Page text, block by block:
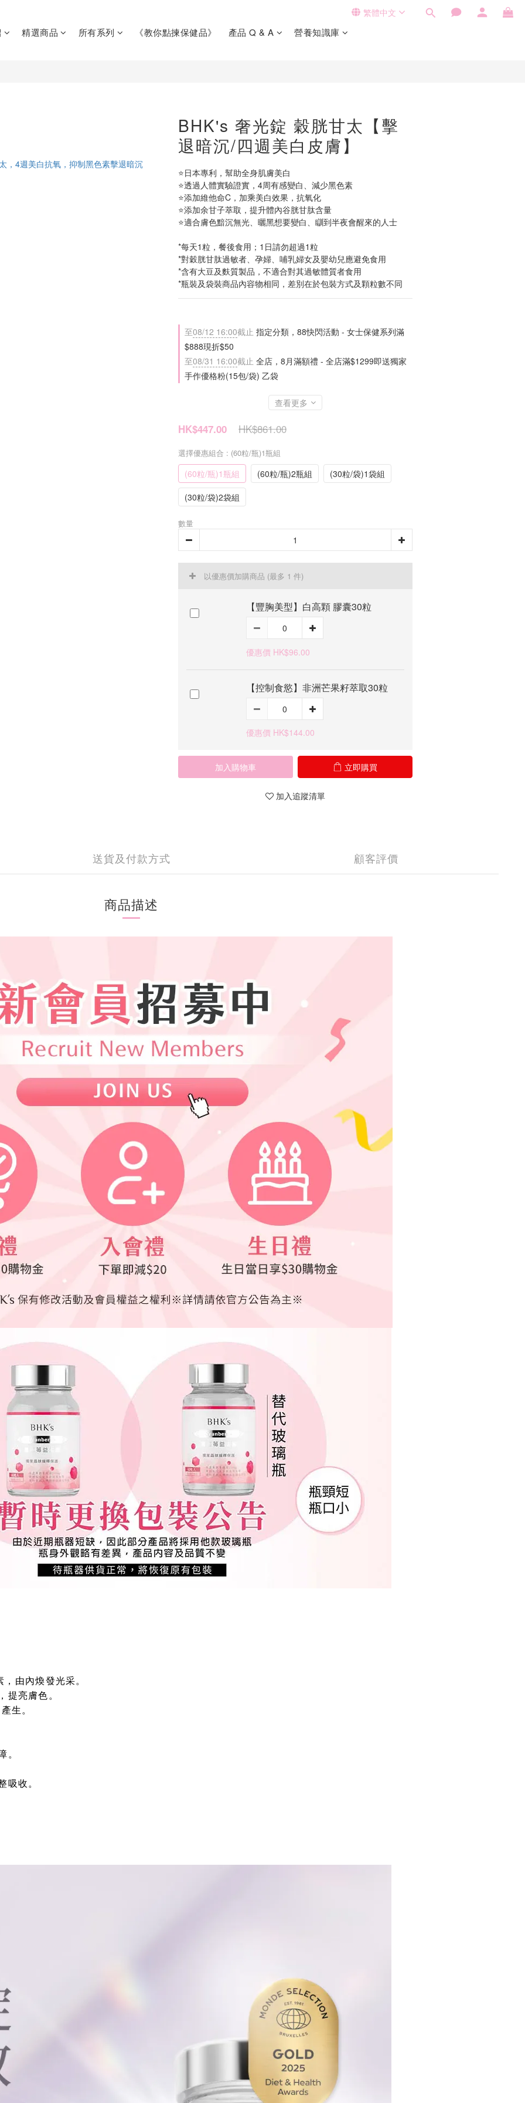
繁體中文
精選商品 所有系列 《教你點揀保健品》 產品 Q & A 營養知識庫
BHK's 奢光錠 穀胱甘太【擊
退暗沉/四週美白皮膚】
⭐日本專利，幫助全身肌膚美白
⭐透過人體實驗證實，4周有感變白、減少黑色素
⭐添加維他命C，加乘美白效果，抗氧化
⭐添加余甘子萃取，提升體內谷胱甘肽含量
⭐適合膚色黯沉無光、曬黑想要變白、瞓到半夜會醒來的人士
*每天1粒，餐後食用；1日請勿超過1粒
*對穀胱甘肽過敏者、孕婦、哺乳婦女及嬰幼兒應避免食用
*含有大豆及麩質製品，不適合對其過敏體質者食用
*瓶裝及袋裝商品內容物相同，差別在於包裝方式及顆粒數不同
至08/12 16:00截止 指定分類，88快閃活動 - 女士保健系列滿
$888現折$50
至08/31 16:00截止 全店，8月滿額禮 - 全店滿$1299即送獨家
手作優格粉(15包/袋) 乙袋
查看更多
HK$861.00
HK$447.00
選擇優惠組合 : (60粒/瓶)1瓶組
(60粒/瓶)1瓶組 (60粒/瓶)2瓶組
(30粒/袋)1袋組
(30粒/袋)2袋組
數量
以優惠價加購商品 (最多 1 件)
【豐胸美型】白高顆 膠囊30粒
優惠價 HK$96.00
【控制食慾】非洲芒果籽萃取30粒
優惠價 HK$144.00
加入購物車 立即購買
加入追蹤清單
送貨及付款方式 顧客評價
商品描述
由內煥發光采。
提亮膚色。
生。
。
吸收。
立即購買